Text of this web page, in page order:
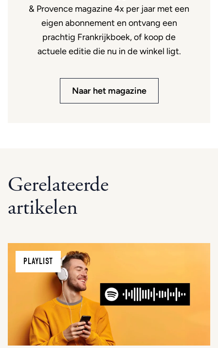
& Provence magazine 4x per jaar met een
eigen abonnement en ontvang een
prachtig Frankrijkboek, of koop de
actuele editie die nu in de winkel ligt.
Naar het magazine
Gerelateerde
artikelen
PLAYLIST